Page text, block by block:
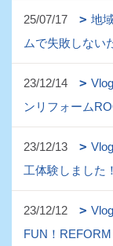
25/07/17
地
ムで失敗しない
23/12/14
ンリフォーム
23/12/13
工体験しました！
23/12/12
FUN！